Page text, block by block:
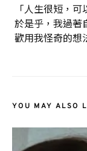
「人生很短，
於是乎，我過著
歡用我怪奇的想
YOU MAY ALSO